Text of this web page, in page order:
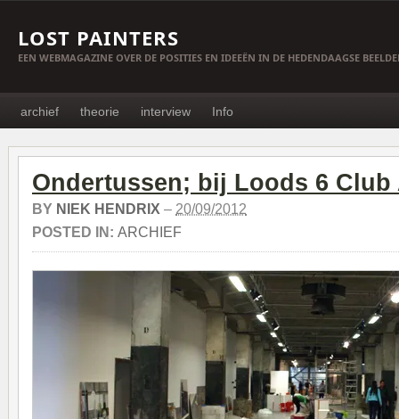
LOST PAINTERS
EEN WEBMAGAZINE OVER DE POSITIES EN IDEEËN IN DE HEDENDAAGSE
archief theorie interview Info
Ondertussen; bij Loods 6 Club
BY NIEK HENDRIX – 20/09/2012
POSTED IN: ARCHIEF